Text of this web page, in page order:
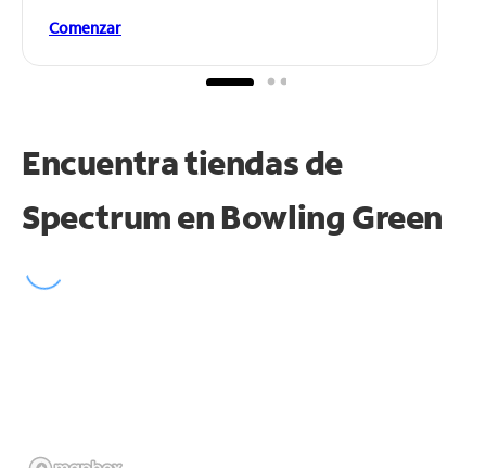
Comenzar
Encuentra tiendas de
Spectrum en Bowling Green